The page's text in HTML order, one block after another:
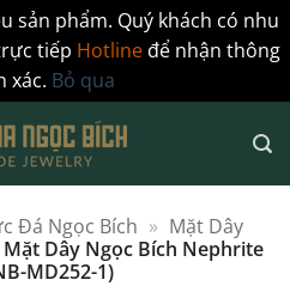
sản phẩm. Quý khách có nhu
tiếp Hotlineđể nhận thông
xác. Bỏ qua
Đá Ngọc Bích » Mặt Dây
Mặt Dây Ngọc Bích Nephrite
MD252-1)